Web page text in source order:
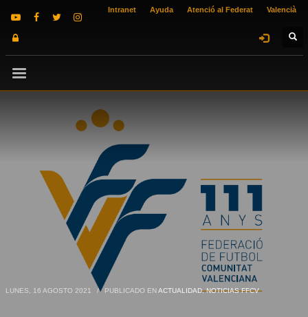
Intranet Ayuda Atenció al Federat Valencià
LUNES, 16 AGOSTO 2021 / PUBLICADO ENACTUALIDAD,NOTICIAS FFCV